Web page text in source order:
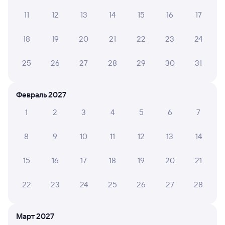
6 причин купить ж/д билеты
Подробные ответы на вопросы о поездке или
СМС-сопровождение до посадки в поезд
АНЖЕЛИКА К.
В вагоне очень душно, работ вентилятор но его
невозможно спать из-за духоты
11 12 13 14 15 16 17
18 19 20 21 22 23 24
25 26 27 28 29 30 31
Февраль 2027
1
2 3 4 5 6 7
8 9 10 11 12 13 14
15 16 17 18 19 20 21
22 23 24 25 26 27 28
Март 2027